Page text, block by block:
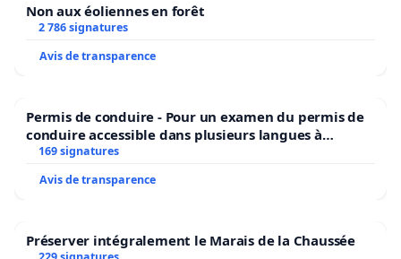
Non aux éoliennes en forêt
2 786 signatures
Avis de transparence
Permis de conduire - Pour un examen du permis de
conduire accessible dans plusieurs langues à
Bruxelles
169 signatures
Avis de transparence
Préserver intégralement le Marais de la Chaussée